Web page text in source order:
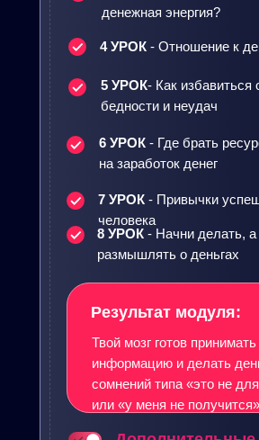
4 УРОК - Отношение к
денежная энергия?
5 УРОК- Как избавиться
бедности и неудач
6 УРОК - Где брать
на заработок денег
7 УРОК - Привычки
человека
8 УРОК - Начни делать, а
размышлять о деньгах
Результат модуля:
Твой мозг готов принимать
информацию и делать
сомнений типа «‎‎это не
или «у меня не получится»